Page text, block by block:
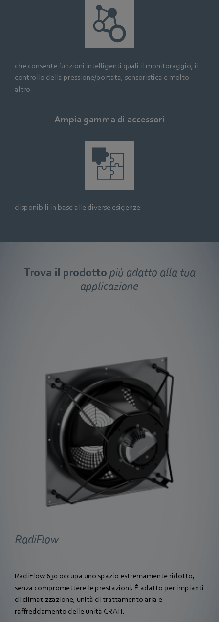
che consente funzioni intelligenti quali il monitoraggio, il
controllo della pressione/portata, sensoristica e molto
altro
Ampia gamma di accessori
disponibili in base alle diverse esigenze
Trova il prodotto più adatto alla tua
applicazione
RadiFlow
RadiFlow 630 occupa uno spazio estremamente ridotto,
senza compromettere le prestazioni. È adatto per impianti
di climatizzazione, unità di trattamento aria e
raffreddamento delle unità CRAH.